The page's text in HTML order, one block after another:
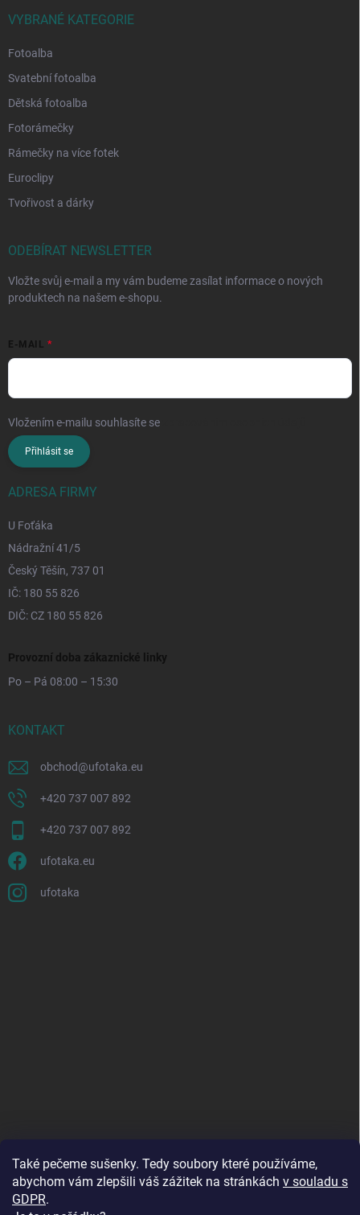
Také pečeme sušenky. Tedy soubory které používáme,
abychom vám zlepšili váš zážitek na stránkách v souladu s
GDPR.
VYBRANÉ KATEGORIE
Fotoalba
Svatební fotoalba
Dětská fotoalba
Fotorámečky
Rámečky na více fotek
Euroclipy
Tvořivost a dárky
ODEBÍRAT NEWSLETTER
Vložte svůj e-mail a my vám budeme zasílat informace o nových
produktech na našem e-shopu.
E-MAIL
Vložením e-mailu souhlasíte se
Přihlásit se
ADRESA FIRMY
U Foťáka
Nádražní 41/5
Český Těšín, 737 01
IČ: 180 55 826
DIČ: CZ 180 55 826
Provozní doba zákaznické linky
Po – Pá 08:00 – 15:30
KONTAKT
obchod@ufotaka.eu
+420 737 007 892
+420 737 007 892
ufotaka.eu
ufotaka